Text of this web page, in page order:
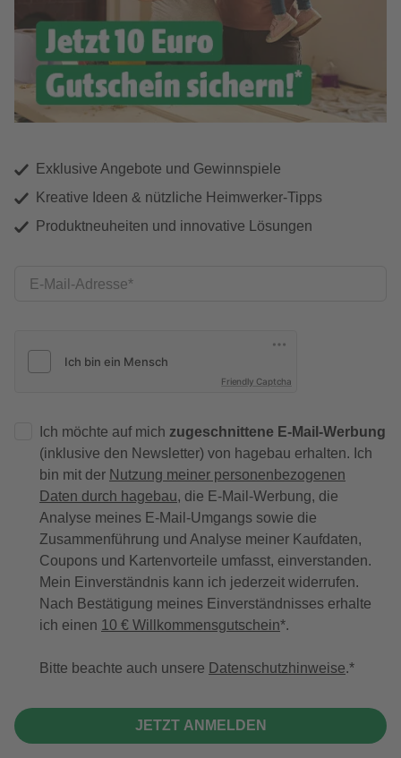
Exklusive Angebote und Gewinnspiele
Kreative Ideen & nützliche Heimwerker-Tipps
Produktneuheiten und innovative Lösungen
E-Mail-Adresse
Friendly Captcha
Ich möchte auf mich zugeschnittene E-Mail-Werbung
(inklusive den Newsletter) von hagebau erhalten. Ich
bin mit der Nutzung meiner personenbezogenen
Daten durch hagebau, die E-Mail-Werbung, die
Analyse meines E-Mail-Umgangs sowie die
Zusammenführung und Analyse meiner Kaufdaten,
Coupons und Kartenvorteile umfasst, einverstanden.
Mein Einverständnis kann ich jederzeit widerrufen.
Nach Bestätigung meines Einverständnisses erhalte
ich einen 10 € Willkommensgutschein*.
Bitte beachte auch unsere Datenschutzhinweise.
JETZT ANMELDEN